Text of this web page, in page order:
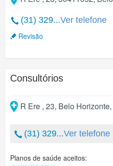
(31) 329...Ver telefone
Revisão
Consultórios
R Ere , 23, Belo Horizonte,
(31) 329...Ver telefone
Planos de saúde aceitos: